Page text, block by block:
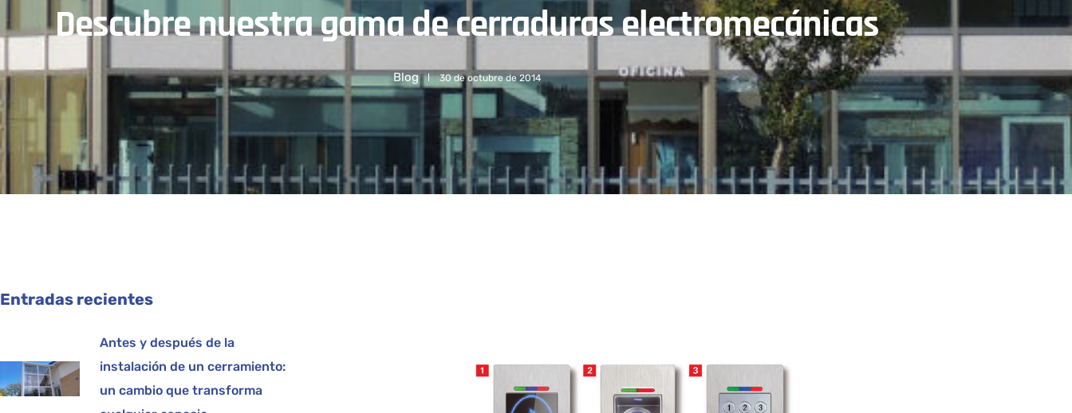
Descubre nuestra gama de cerraduras electromecánicas
Blog 30 de octubre de 2014
Entradas recientes
Antes y después de la
instalación de un cerramiento:
un cambio que transforma